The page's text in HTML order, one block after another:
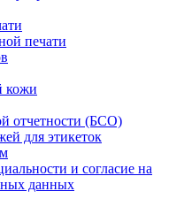
печати
кожи
отчетности (БСО)
для этикеток
и согласие на
данных